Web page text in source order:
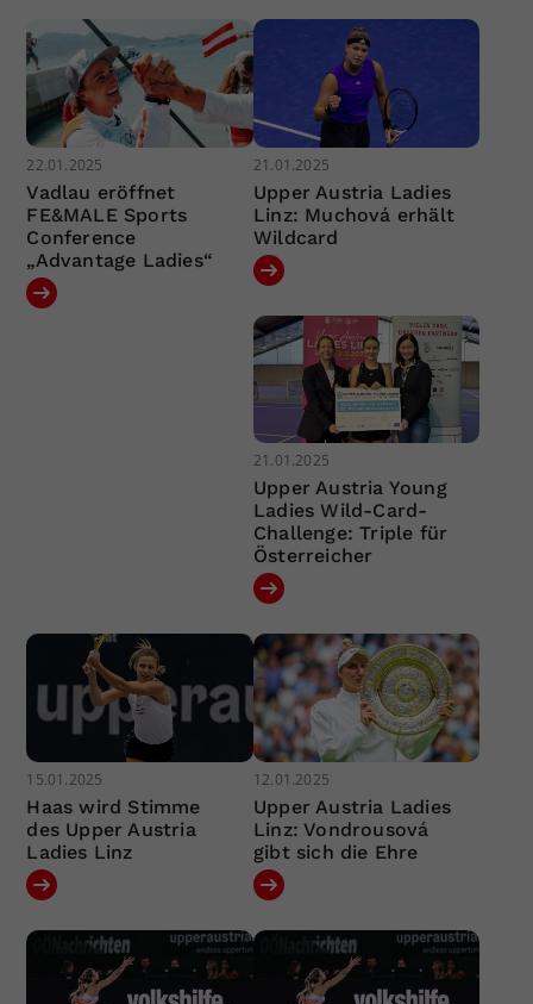
22.01.2025
Vadlau eröffnet
FE&MALE Sports
Conference
„Advantage Ladies“
21.01.2025
Upper Austria Ladies
Linz: Muchová erhält
Wildcard
21.01.2025
Upper Austria Young
Ladies Wild-Card-
Challenge: Triple für
Österreicher
15.01.2025
Haas wird Stimme
des Upper Austria
Ladies Linz
12.01.2025
Upper Austria Ladies
Linz: Vondrousová
gibt sich die Ehre